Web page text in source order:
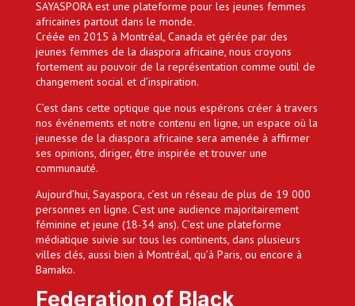
SAYASPORA est une plateforme pour les jeunes femmes
africaines partout dans le monde.
Créée en 2015 à Montréal, Canada et gérée par des
jeunes femmes de la diaspora africaine, nous croyons
fortement au pouvoir de la représentation comme outil de
changement social et d’inspiration.
C’est dans cette optique que nous espérons créer à travers
nos événements et notre contenu en ligne, un espace où la
jeunesse de la diaspora africaine sera amenée à affirmer
ses opinions, diriger, être inspirée et trouver une
communauté.
Aujourd’hui, Sayaspora, c’est un réseau de plus de 19 000
personnes en ligne. C’est une audience majoritairement
féminine et jeune (18-34 ans). C’est une plateforme
médiatique suivie sur tous les continents, dans plusieurs
villes clés, aussi bien à Montréal, qu’à Paris, ou encore à
Bamako.
Federation of Black